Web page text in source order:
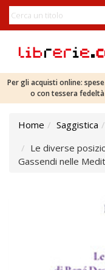
Per gli acquisti online:
o con tessera
Home Saggistica
Le diverse
Gassendi nelle